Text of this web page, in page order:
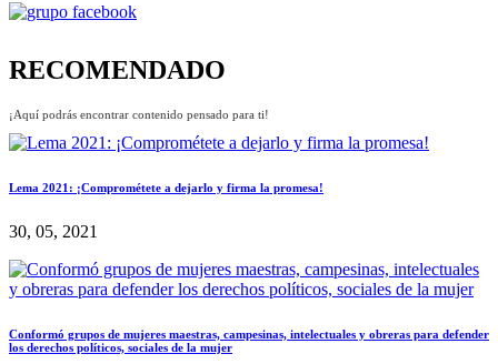
RECOMENDADO
¡Aquí podrás encontrar contenido pensado para ti!
Lema 2021: ¡Comprométete a dejarlo y firma la promesa!
30, 05, 2021
Conformó grupos de mujeres maestras, campesinas, intelectuales y obreras para defender
los derechos políticos, sociales de la mujer